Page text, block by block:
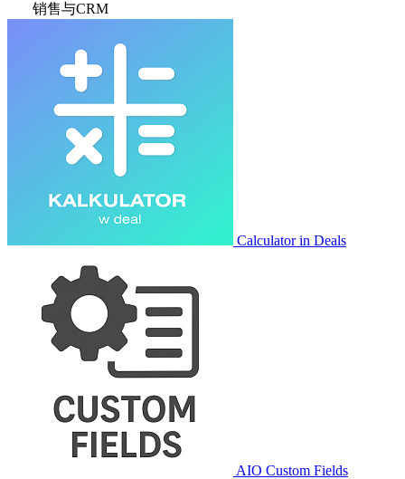
销售与CRM
Calculator in Deals
AIO Custom Fields